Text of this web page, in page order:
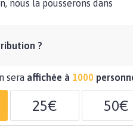
nous la pousserons dans
?
sera affichée à 1000
25€ 50€